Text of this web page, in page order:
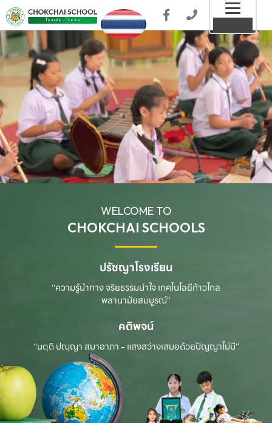
WELCOME TO
CHOKCHAI SCHOOLS
ปรัชญาโรงเรียน
“ความรู้นำทาง จริยธรรมนำใจ เทคโนโลยีก้าวไกล
พลานามัยสมบูรณ์”
คติพจน์
“นตฺถิ ปณฺญา สมาอาภา - แสงสว่างเสมอด้วยปัญญาไม่มี”